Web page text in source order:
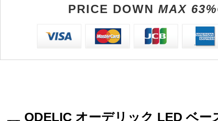
PRICE DOWN MAX
ODELIC オーデリック LED ベー